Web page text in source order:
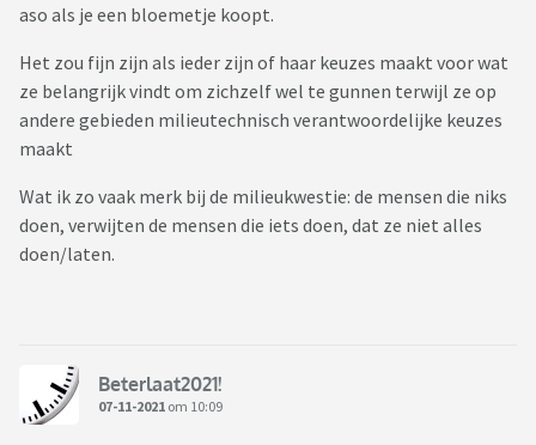
aso als je een bloemetje koopt.
Het zou fijn zijn als ieder zijn of haar keuzes maakt voor wat
ze belangrijk vindt om zichzelf wel te gunnen terwijl ze op
andere gebieden milieutechnisch verantwoordelijke keuzes
maakt
Wat ik zo vaak merk bij de milieukwestie: de mensen die niks
doen, verwijten de mensen die iets doen, dat ze niet alles
doen/laten.
Beterlaat2021!
07-11-2021 om 10:09